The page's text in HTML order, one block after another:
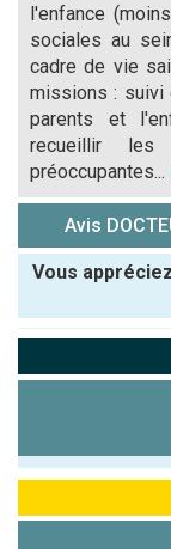
l'enfance
sociales au
cadre de vie
missions : suivi
parents et
recueillir les
préoccupantes...
Avis
Vous
Note que vous
Antispam -
7x4 (en